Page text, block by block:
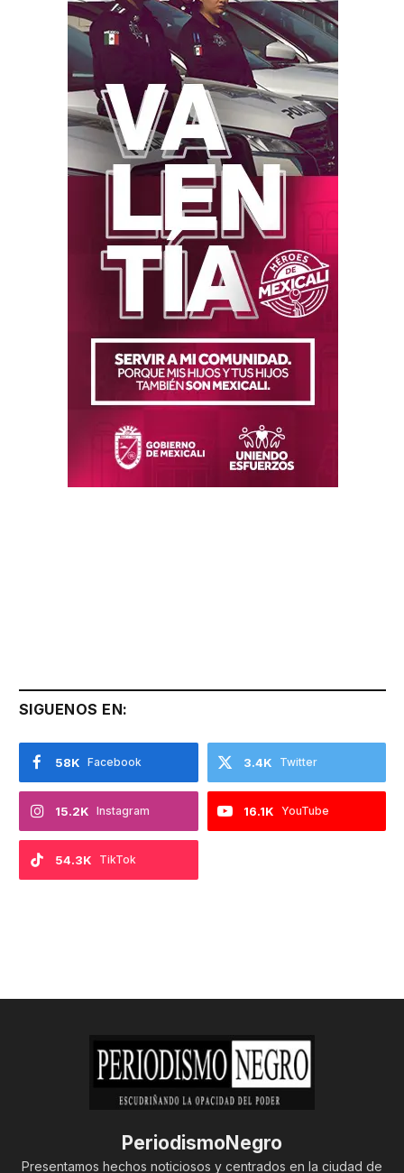
SIGUENOS EN:
Facebook
58K Twitter
3.4K
Instagram
15.2K YouTube
16.1K
TikTok
54.3K
PeriodismoNegro
Presentamos hechos noticiosos y centrados en la ciudad de